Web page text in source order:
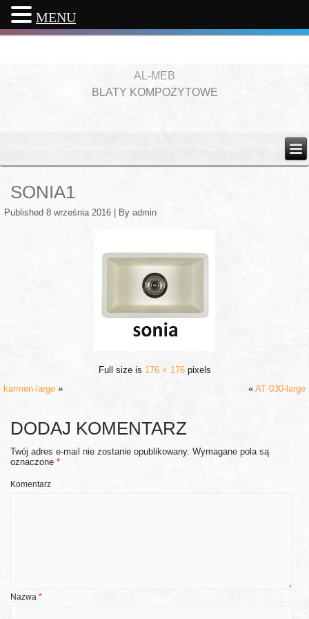
AL-MEB
BLATY KOMPOZYTOWE
SONIA1
Published 8 września 2016 By admin
Full size is 176 × 176pixels
karmen-large » « AT 030-large
DODAJ KOMENTARZ
Twój adres e-mail nie zostanie opublikowany. Wymagane pola są
oznaczone*
Komentarz
Nazwa*
MENU